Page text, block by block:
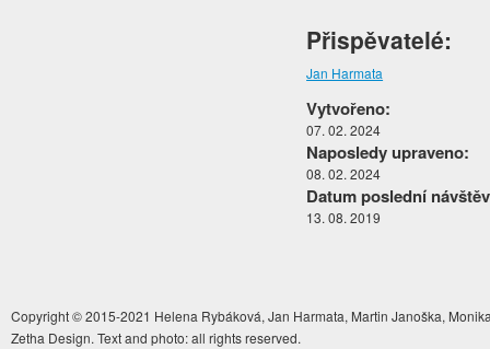
Přispěvatelé:
Jan Harmata
Vytvořeno:
07. 02. 2024
Naposledy upraveno:
08. 02. 2024
Datum poslední
13. 08. 2019
Copyright © 2015-2021 Helena Rybáková, Jan Harmata, Martin Janoška,
Zetha Design. Text and photo: all rights reserved.